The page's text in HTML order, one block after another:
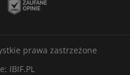
prawa zastrzeżone
IBIF.PL